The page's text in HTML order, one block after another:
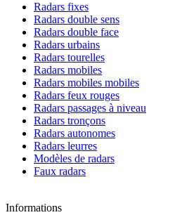
Radars fixes
Radars double sens
Radars double face
Radars urbains
Radars tourelles
Radars mobiles
Radars mobiles mobiles
Radars feux rouges
Radars passages à niveau
Radars tronçons
Radars autonomes
Radars leurres
Modèles de radars
Faux radars
Informations